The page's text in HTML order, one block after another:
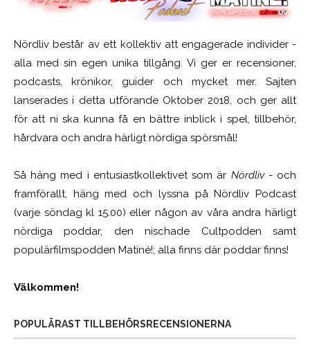
Nördliv består av ett kollektiv att engagerade individer -
alla med sin egen unika tillgång. Vi ger er recensioner,
podcasts, krönikor, guider och mycket mer. Sajten
lanserades i detta utförande Oktober 2018, och ger allt
för att ni ska kunna få en bättre inblick i spel, tillbehör,
hårdvara och andra härligt nördiga spörsmål!
Så häng med i entusiastkollektivet som är Nördliv- och
framförallt, häng med och lyssna på Nördliv Podcast
(varje söndag kl 15.00) eller någon av våra andra härligt
nördiga poddar, den nischade Cultpodden samt
populärfilmspodden Matiné!; alla finns där poddar finns!
Välkommen!
POPULÄRAST TILLBEHÖRSRECENSIONERNA